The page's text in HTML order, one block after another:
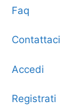
Faq
Contattaci
Accedi
Registrati